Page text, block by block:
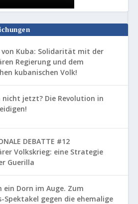
von Kuba: Solidarität mit der
Regierung und dem
kubanischen Volk!
nicht jetzt? Die Revolution in
DEBATTE #12
Volkskrieg: eine Strategie
Guerilla
ein Dorn im Auge. Zum
Spektakel gegen die ehemalige